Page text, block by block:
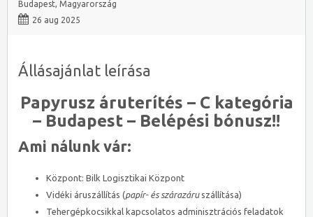
Budapest, Magyarország
26 aug 2025
Állásajánlat leírása
Papyrusz áruterítés – C kategória
– Budapest – Belépési bónusz!!
Ami nálunk vár:
Központ: Bilk Logisztikai Központ
Vidéki áruszállítás (papír- és szárazáruszállítása)
Tehergépkocsikkal kapcsolatos adminisztrációs feladatok